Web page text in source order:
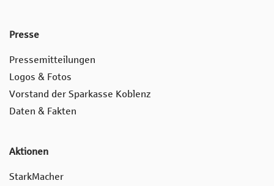
Presse
Pressemitteilungen
Logos & Fotos
Vorstand der Sparkasse Koblenz
Daten & Fakten
Aktionen
StarkMacher